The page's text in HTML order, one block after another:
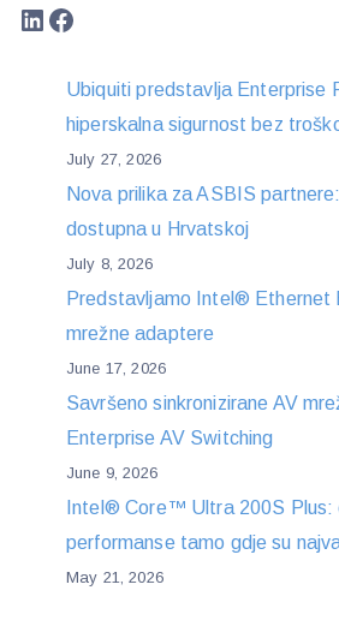
LinkedIn
Facebook
Ubiquiti predstavlja Enterprise
hiperskalna sigurnost bez
July 27, 2026
Nova prilika za ASBIS
dostupna u Hrvatskoj
July 8, 2026
Predstavljamo Intel® Ethernet
mrežne adaptere
June 17, 2026
Savršeno sinkronizirane AV
Enterprise AV Switching
June 9, 2026
Intel® Core™ Ultra 200S Plus:
performanse tamo gdje su
May 21, 2026